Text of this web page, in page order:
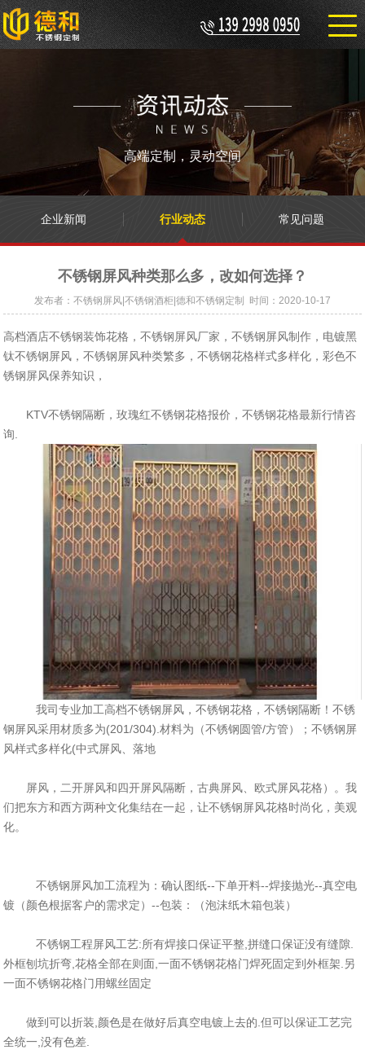
高端定制，灵动空间
企业新闻 行业动态 常见问题
不锈钢屏风种类那么多，改如何选择？
发布者：不锈钢屏风|不锈钢酒柜|德和不锈钢定制 时间：2020-10-17
高档酒店不锈钢装饰花格，不锈钢屏风厂家，不锈钢屏风制作，电镀黑
钛不锈钢屏风，不锈钢屏风种类繁多，不锈钢花格样式多样化，彩色不
锈钢屏风保养知识，
KTV不锈钢隔断，玫瑰红不锈钢花格报价，不锈钢花格最新行情咨
询.
我司专业加工高档不锈钢屏风，不锈钢花格，不锈钢隔断！不锈
钢屏风采用材质多为(201/304).材料为（不锈钢圆管/方管）；不锈钢屏
风样式多样化(中式屏风、落地
屏风，二开屏风和四开屏风隔断，古典屏风、欧式屏风花格）。我
们把东方和西方两种文化集结在一起，让不锈钢屏风花格时尚化，美观
化。
不锈钢屏风加工流程为：确认图纸--下单开料--焊接抛光--真空电
镀（颜色根据客户的需求定）--包装：（泡沫纸木箱包装）
不锈钢工程屏风工艺:所有焊接口保证平整,拼缝口保证没有缝隙.
外框刨坑折弯,花格全部在则面,一面不锈钢花格门焊死固定到外框架.另
一面不锈钢花格门用螺丝固定
做到可以折装,颜色是在做好后真空电镀上去的.但可以保证工艺完
全统一,没有色差.